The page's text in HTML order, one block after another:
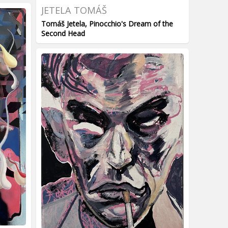
JETELA TOMÁŠ
Tomáš Jetela, Pinocchio's Dream of the
Second Head